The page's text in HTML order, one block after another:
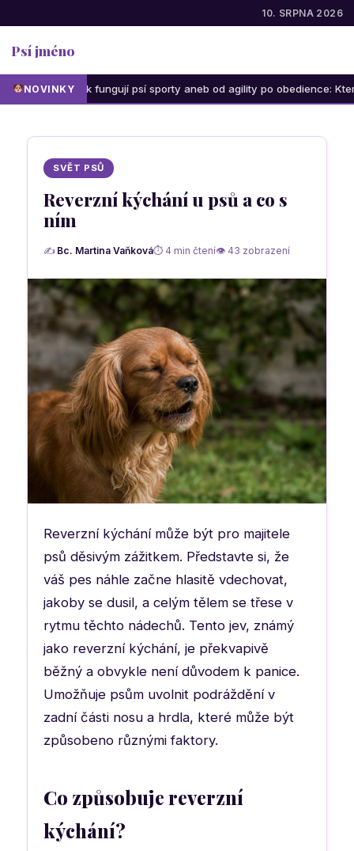
10. SRPNA 2026
Psí jméno
NOVINKY
Jak fungují psí sporty aneb od agility po obedience: Která aktivita
SVĚT PSŮ
Reverzní kýchání u psů a co s
ním
✍ Bc. Martina Vaňková⏱ 4 min čtení👁 43 zobrazení
Reverzní kýchání může být pro majitele
psů děsivým zážitkem. Představte si, že
váš pes náhle začne hlasitě vdechovat,
jakoby se dusil, a celým tělem se třese v
rytmu těchto nádechů. Tento jev, známý
jako reverzní kýchání, je překvapivě
běžný a obvykle není důvodem k panice.
Umožňuje psům uvolnit podráždění v
zadní části nosu a hrdla, které může být
způsobeno různými faktory.
Co způsobuje reverzní
kýchání?